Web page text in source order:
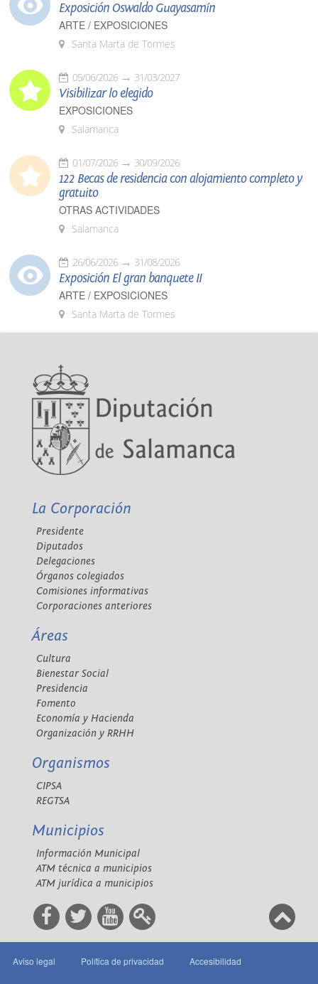
Exposición Oswaldo Guayasamín
ARTE / EXPOSICIONES
Santa Marta de Tormes
05/06/2026 31/03/2027
Visibilizar lo elegido
EXPOSICIONES
Salamanca
01/07/2026 30/09/2026
122 Becas de residencia con alojamiento completo y
gratuito
OTRAS ACTIVIDADES
Salamanca
26/06/2026 31/08/2026
Exposición El gran banquete II
ARTE / EXPOSICIONES
Santa Marta de Tormes
La Corporación
Presidente
Diputados
Delegaciones
Órganos colegiados
Comisiones informativas
Corporaciones anteriores
Áreas
Cultura
Bienestar Social
Presidencia
Fomento
Economía y Hacienda
Organización y RRHH
Organismos
CIPSA
REGTSA
Municipios
Información Municipal
ATM técnica a municipios
ATM jurídica a municipios
Aviso legal Política de privacidad Accesibilidad